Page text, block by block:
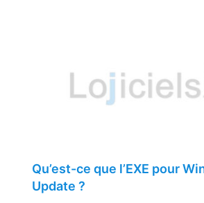
Qu’est-ce que l’EXE pour
Update ?